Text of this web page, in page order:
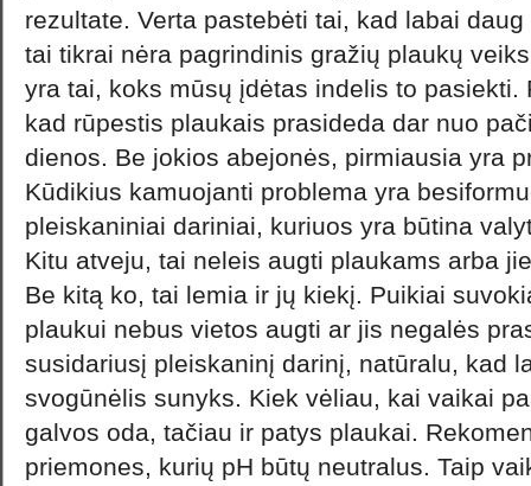
rezultate. Verta pastebėti tai, kad labai
tai tikrai nėra pagrindinis gražių plaukų
yra tai, koks mūsų įdėtas indelis to pasiekti.
kad rūpestis plaukais prasideda dar nuo
dienos. Be jokios abejonės, pirmiausia yra
Kūdikius kamuojanti problema yra
pleiskaniniai dariniai, kuriuos yra būtina
Kitu atveju, tai neleis augti plaukams arba
Be kitą ko, tai lemia ir jų kiekį. Puikiai
plaukui nebus vietos augti ar jis negalės
susidariusį pleiskaninį darinį, natūralu, kad
svogūnėlis sunyks. Kiek vėliau, kai vaikai
galvos oda, tačiau ir patys plaukai.
priemones, kurių pH būtų neutralus. Taip